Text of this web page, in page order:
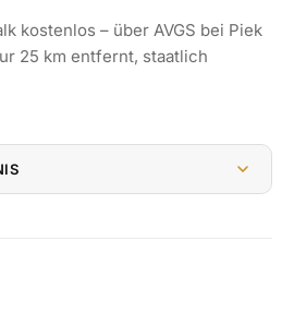
kostenlos – über AVGS bei Piek
25 km entfernt, staatlich